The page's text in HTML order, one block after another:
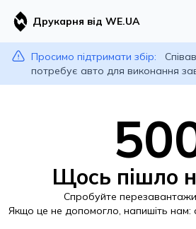
Друкарня від WE.UA
Просимо підтримати збір:
потребує авто для виконання
Щось пішло
Спробуйте
Якщо це не допомогло, напишіть нам: